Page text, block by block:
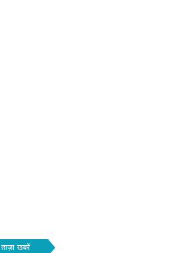
ताज़ा खबरें